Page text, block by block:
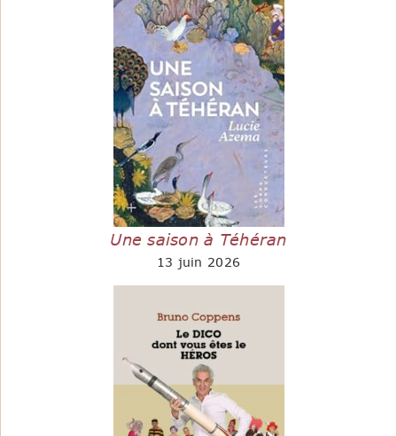
Une saison à Téhéran
13 juin 2026